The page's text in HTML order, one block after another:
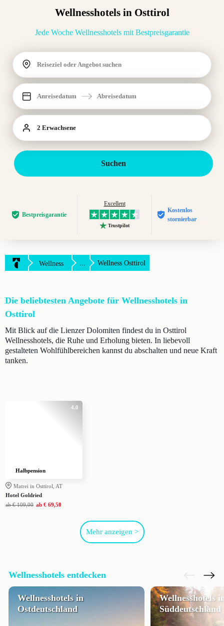
Wellnesshotels in Osttirol
Jede Woche Wellnesshotels mit Bestpreisgarantie
Reiseziel oder Angebot suchen
Anreisedatum Abreisedatum
2 Erwachsene
Suchen
Bestpreis­garantie
Excellent
Trustpilot
Kostenlos
stornierbar
Wellness ... Wellness Osttirol
Die beliebtesten Angebote für Wellnesshotels in
Osttirol
Mit Blick auf die Lienzer Dolomiten findest du in Osttirol
Wellnesshotels, die Ruhe und Erholung bieten. In liebevoll
gestalteten Wohlfühlbereichen kannst du abschalten und neue Kraft
tanken.
4.0
Halbpension
Matrei in Osttirol, AT
Hotel Goldried
ab € 109,00 ab € 69,50
Mehr anzeigen >
Wellnesshotels entdecken
Wellnesshotels in
Ostdeutschland
Wellnesshotels
Süddeutschland